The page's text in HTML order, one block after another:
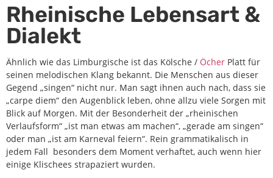
Rheinische Lebensart &
Dialekt
Ähnlich wie das Limburgische ist das Kölsche / Öcher Platt für
seinen melodischen Klang bekannt. Die Menschen aus dieser
Gegend „singen“ nicht nur. Man sagt ihnen auch nach, dass sie
„carpe diem“ den Augenblick leben, ohne allzu viele Sorgen mit
Blick auf Morgen. Mit der Besonderheit der „rheinischen
Verlaufsform“ „ist man etwas am machen“, „gerade am singen“
oder man „ist am Karneval feiern“. Rein grammatikalisch in
jedem Fall besonders dem Moment verhaftet, auch wenn hier
einige Klischees strapaziert wurden.